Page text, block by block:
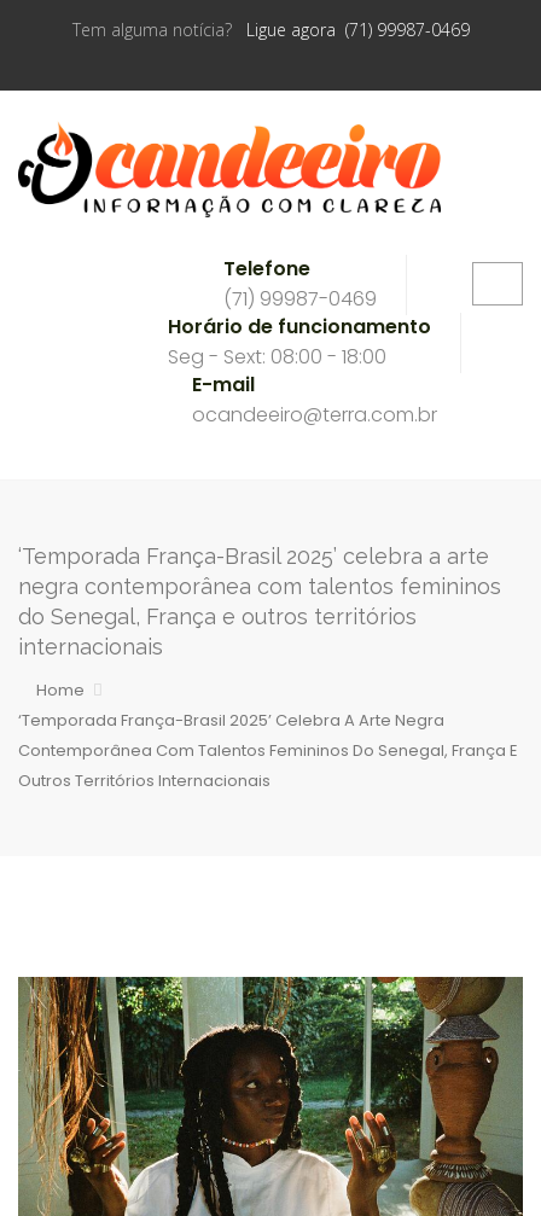
Tem alguma notícia? Ligue agora (71) 99987-0469
Telefone
(71) 99987-0469
Horário de funcionamento
Seg - Sext: 08:00 - 18:00
E-mail
ocandeeiro@terra.com.br
‘Temporada França-Brasil 2025’ celebra a arte
negra contemporânea com talentos femininos
do Senegal, França e outros territórios
internacionais
Home
‘Temporada França-Brasil 2025’ Celebra A Arte Negra
Contemporânea Com Talentos Femininos Do Senegal, França E
Outros Territórios Internacionais